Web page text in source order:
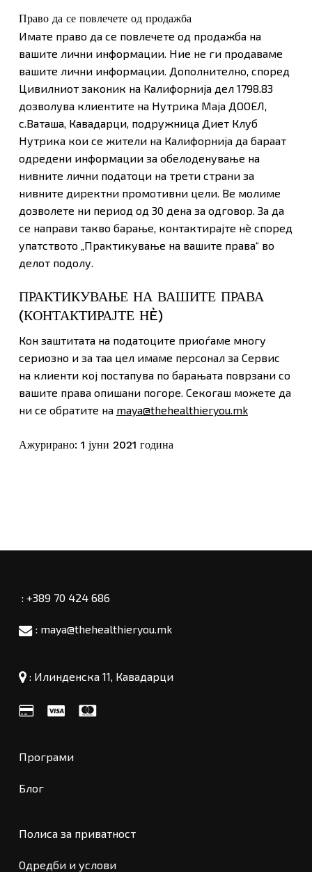
Право да се повлечете од продажба
Имате право да се повлечете од продажба на
вашите лични информации. Ние не ги продаваме
вашите лични информации. Дополнително, според
Цивилниот законик на Калифорнија дел 1798.83
дозволува клиентите на Нутрика Маја ДООЕЛ,
с.Ваташа, Кавадарци, подружница Диет Клуб
Нутрика кои се жители на Калифорнија да бараат
одредени информации за обелоденување на
нивните лични податоци на трети страни за
нивните директни промотивни цели. Ве молиме
дозволете ни период од 30 дена за одговор. За да
се направи такво барање, контактирајте нè според
упатството „Практикување на вашите права“ во
делот подолу.
ПРАКТИКУВАЊЕ НА ВАШИТЕ ПРАВА
(КОНТАКТИРАЈТЕ НÈ)
Кон заштитата на податоците приоѓаме многу
сериозно и за таа цел имаме персонал за Сервис
на клиенти кој постапува по барањата поврзани со
вашите права опишани погоре. Секогаш можете да
ни се обратите на maya@thehealthieryou.mk
Ажурирано: 1 јуни 2021 година
: +389 70 424 686
: maya@thehealthieryou.mk
: Илинденска 11, Кавадарци
Програми
Блог
Полиса за приватност
Одредби и услови